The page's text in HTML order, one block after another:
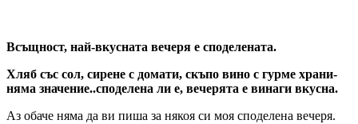
Всъщност, най-вкусната вечеря е споделената.
Хляб със сол, сирене с домати, скъпо вино с гурме храни-
няма значение..споделена ли е, вечерята е винаги вкусна.
Аз обаче няма да ви пиша за някоя си моя споделена вечеря.